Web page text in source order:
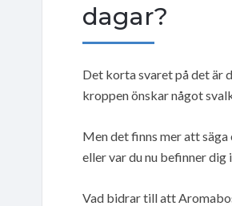
dagar?
Det korta svaret på det är
kroppen önskar något
Men det finns mer att
eller var du nu befinner dig
Vad bidrar till att